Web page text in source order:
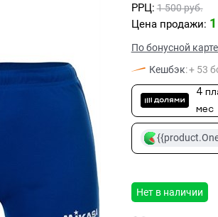
РРЦ: 1 500 руб.
Цена продажи:
По бонусной
Кешбэк:+ 53
4
мес
Нет в наличии